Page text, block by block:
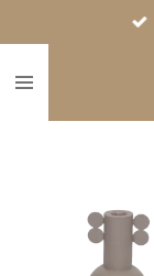
naar